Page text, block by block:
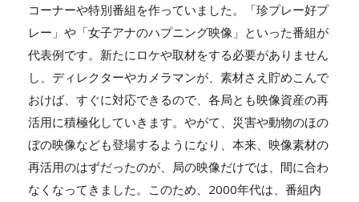
コーナーや特別番組を作っていました。「珍プレー好プ
レー」や「女子アナのハプニング映像」といった番組が
代表例です。新たにロケや取材をする必要がありません
し、ディレクターやカメラマンが、素材さえ貯めこんで
おけば、すぐに対応できるので、各局とも映像資産の再
活用に積極化していきます。やがて、災害や動物のほの
ぼの映像なども登場するようになり、本来、映像素材の
再活用のはずだったのが、局の映像だけでは、間に合わ
なくなってきました。このため、2000年代は、番組内